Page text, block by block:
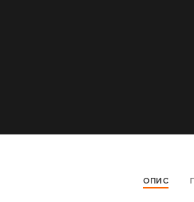
ОПИС